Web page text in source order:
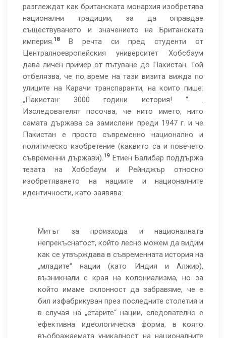
разглеждат как британската монархия изобретява
национални традиции, за да оправдае
съществуването и значението на Британската
империя.18В речта си пред студенти от
Централноевропейския университет Хобсбаум
дава личен пример от пътуване до Пакистан. Той
отбелязва, че по време на тази визита вижда по
улиците на Карачи транспаранти, на които пише:
„Пакистан: 3000 години история! “ .
Изследователят посочва, че нито името, нито
самата държава са замислени преди 1947 г. и че
Пакистан е просто съвременно национално и
политическо изобретение (каквито са и повечето
съвременни държави).19Етиен Балибар поддържа
тезата на Хобсбаум и Рейнджър относно
изобретяването на нациите и националните
идентичности, като заявява:
Митът за произхода и националната
непрекъснатост, който лесно можем да видим
как се утвърждава в съвременната история на
„младите“ нации (като Индия и Алжир),
възникнали с края на колониализма, но за
който имаме склонност да забравяме, че е
бил изфабрикуван през последните столетия и
в случая на „старите“ нации, следователно е
ефективна идеологическа форма, в която
въображаемата уникалност на националните